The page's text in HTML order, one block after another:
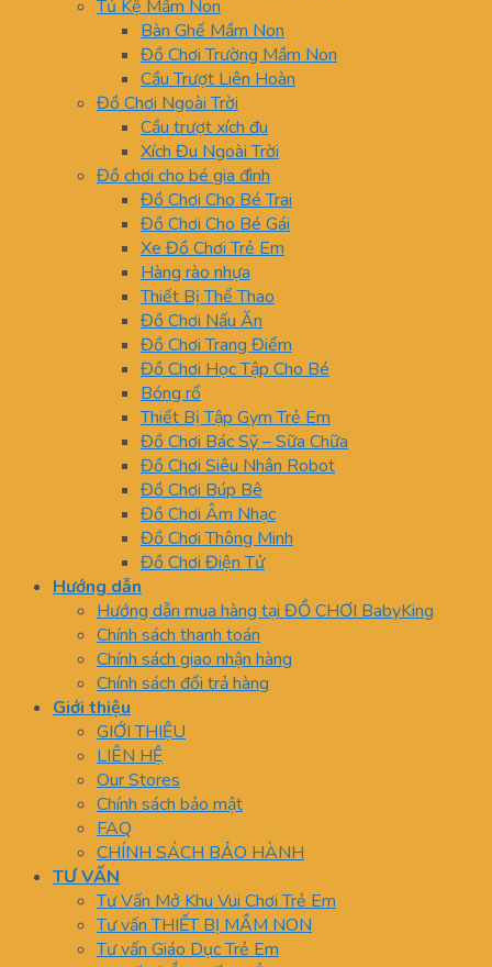
Tủ Kệ Mầm Non
Bàn Ghế Mầm Non
Đồ Chơi Trường Mầm Non
Cầu Trượt Liên Hoàn
Đồ Chơi Ngoài Trời
Cầu trượt xích đu
Xích Đu Ngoài Trời
Đồ chơi cho bé gia đình
Đồ Chơi Cho Bé Trai
Đồ Chơi Cho Bé Gái
Xe Đồ Chơi Trẻ Em
Hàng rào nhựa
Thiết Bị Thể Thao
Đồ Chơi Nấu Ăn
Đồ Chơi Trang Điểm
Đồ Chơi Học Tập Cho Bé
Bóng rổ
Thiết Bị Tập Gym Trẻ Em
Đồ Chơi Bác Sỹ – Sữa Chữa
Đồ Chơi Siêu Nhân Robot
Đồ Chơi Búp Bê
Đồ Chơi Âm Nhạc
Đồ Chơi Thông Minh
Đồ Chơi Điện Tử
Hướng dẫn
Hướng dẫn mua hàng tại ĐỒ CHƠI BabyKing
Chính sách thanh toán
Chính sách giao nhận hàng
Chính sách đổi trả hàng
Giới thiệu
GIỚI THIỆU
LIÊN HỆ
Our Stores
Chính sách bảo mật
FAQ
CHÍNH SÁCH BẢO HÀNH
TƯ VẤN
Tư Vấn Mở Khu Vui Chơi Trẻ Em
Tư vấn THIẾT BỊ MẦM NON
Tư vấn Giáo Dục Trẻ Em